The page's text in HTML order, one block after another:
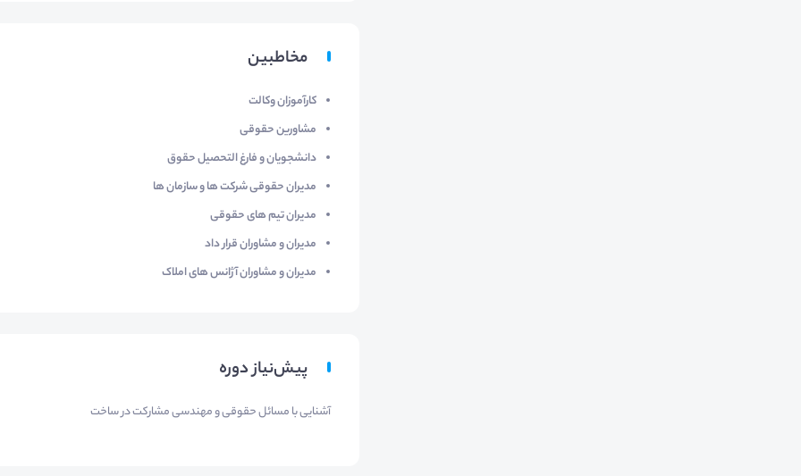
مخاطبین
کارآموزان وکالت
مشاورین حقوقی
دانشجویان و فارغ التحصیل حقوق
مدیران حقوقی شرکت ها و سازمان ها
مدیران تیم های حقوقی
مدیران و مشاوران قرار داد
مدیران و مشاوران آژانس های املاک
پیش‌نیاز دوره
آشنایی با مسائل حقوقی و مهندسی مشارکت در ساخت